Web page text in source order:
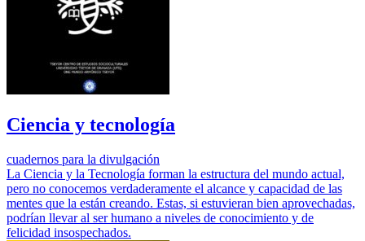
Ciencia y tecnología
cuadernos para la divulgación
La Ciencia y la Tecnología forman la estructura del mundo actual,
pero no conocemos verdaderamente el alcance y capacidad de las
mentes que la están creando. Estas, si estuvieran bien aprovechadas,
podrían llevar al ser humano a niveles de conocimiento y de
felicidad insospechados.